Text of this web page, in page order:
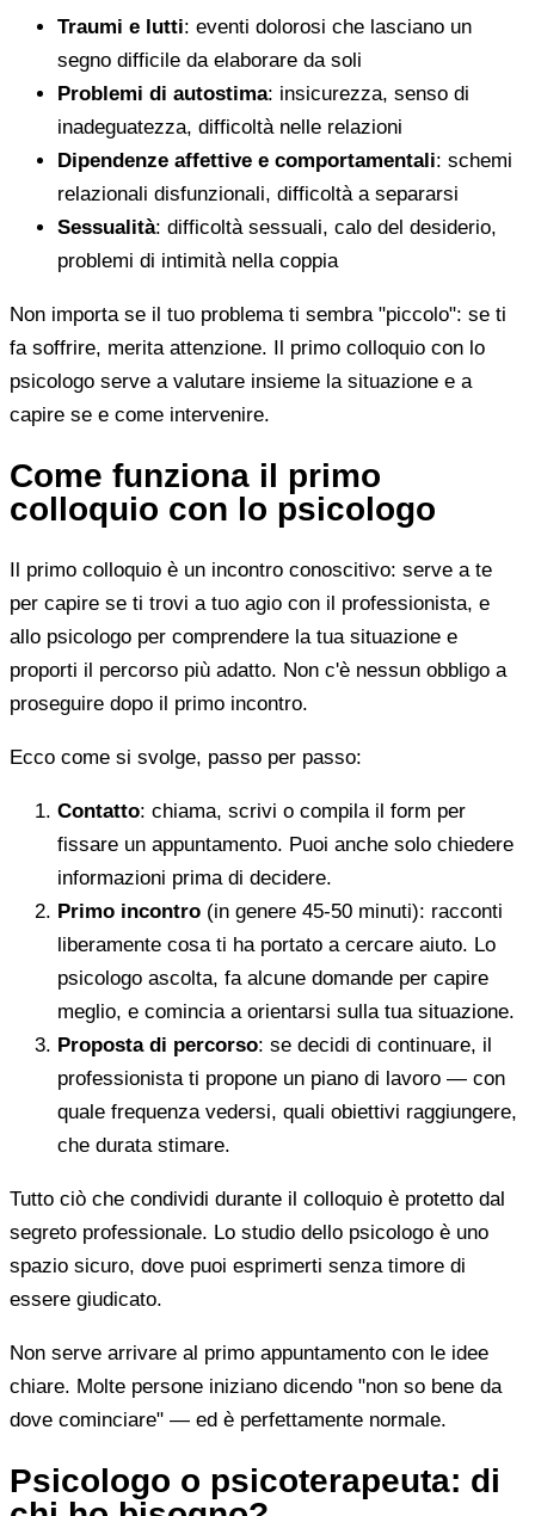
Traumi e lutti: eventi dolorosi che lasciano un
segno difficile da elaborare da soli
Problemi di autostima: insicurezza, senso di
inadeguatezza, difficoltà nelle relazioni
Dipendenze affettive e comportamentali: schemi
relazionali disfunzionali, difficoltà a separarsi
Sessualità: difficoltà sessuali, calo del desiderio,
problemi di intimità nella coppia
Non importa se il tuo problema ti sembra "piccolo": se ti
fa soffrire, merita attenzione. Il primo colloquio con lo
psicologo serve a valutare insieme la situazione e a
capire se e come intervenire.
Come funziona il primo
colloquio con lo psicologo
Il primo colloquio è un incontro conoscitivo: serve a te
per capire se ti trovi a tuo agio con il professionista, e
allo psicologo per comprendere la tua situazione e
proporti il percorso più adatto. Non c'è nessun obbligo a
proseguire dopo il primo incontro.
Ecco come si svolge, passo per passo:
Contatto: chiama, scrivi o compila il form per
fissare un appuntamento. Puoi anche solo chiedere
informazioni prima di decidere.
Primo incontro (in genere 45-50 minuti): racconti
liberamente cosa ti ha portato a cercare aiuto. Lo
psicologo ascolta, fa alcune domande per capire
meglio, e comincia a orientarsi sulla tua situazione.
Proposta di percorso: se decidi di continuare, il
professionista ti propone un piano di lavoro — con
quale frequenza vedersi, quali obiettivi raggiungere,
che durata stimare.
Tutto ciò che condividi durante il colloquio è protetto dal
segreto professionale. Lo studio dello psicologo è uno
spazio sicuro, dove puoi esprimerti senza timore di
essere giudicato.
Non serve arrivare al primo appuntamento con le idee
chiare. Molte persone iniziano dicendo "non so bene da
dove cominciare" — ed è perfettamente normale.
Psicologo o psicoterapeuta: di